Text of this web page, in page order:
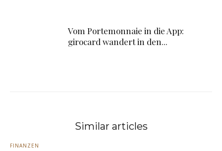
Vom Portemonnaie in die App:
girocard wandert in den...
Similar articles
FINANZEN